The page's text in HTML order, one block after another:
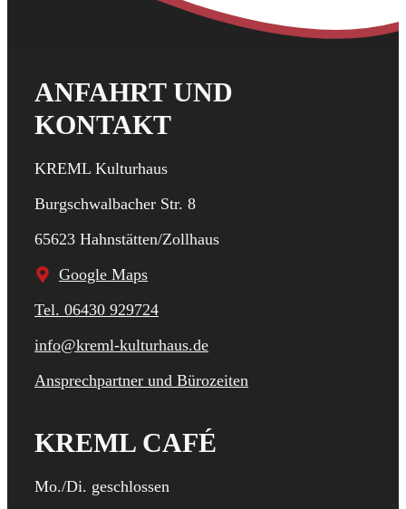
ANFAHRT UND
KONTAKT
KREML Kulturhaus
Burgschwalbacher Str. 8
65623 Hahnstätten/Zollhaus
Google Maps
Tel. 06430 929724
info@kreml-kulturhaus.de
Ansprechpartner und Bürozeiten
KREML CAFÉ
Mo./Di. geschlossen